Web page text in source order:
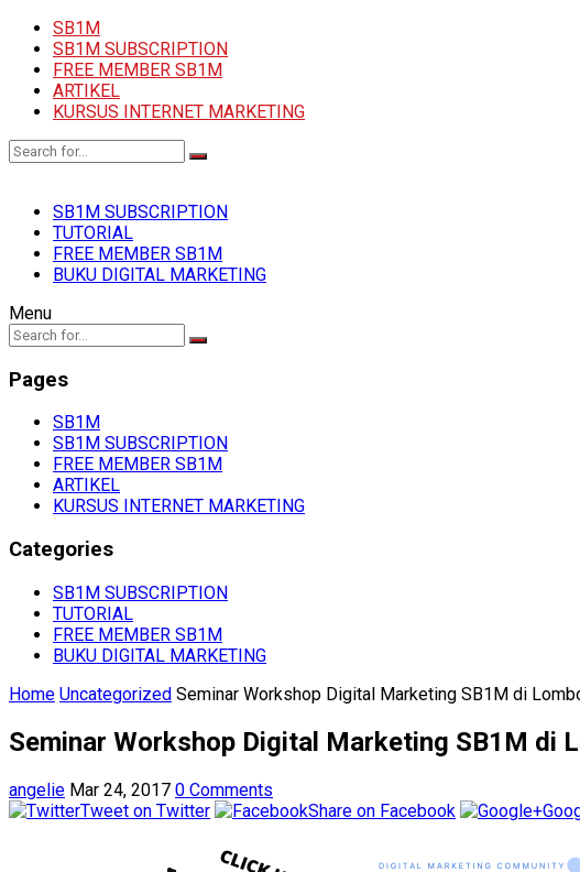
SB1M
SB1M SUBSCRIPTION
FREE MEMBER SB1M
ARTIKEL
KURSUS INTERNET MARKETING
SB1M SUBSCRIPTION
TUTORIAL
FREE MEMBER SB1M
BUKU DIGITAL MARKETING
Menu
Pages
SB1M
SB1M SUBSCRIPTION
FREE MEMBER SB1M
ARTIKEL
KURSUS INTERNET MARKETING
Categories
SB1M SUBSCRIPTION
TUTORIAL
FREE MEMBER SB1M
BUKU DIGITAL MARKETING
Home Uncategorized Seminar Workshop Digital Marketing SB1M di
Seminar Workshop Digital Marketing SB1M di
angelie Mar 24, 2017 0 Comments
Tweet on Twitter
Share on Facebook